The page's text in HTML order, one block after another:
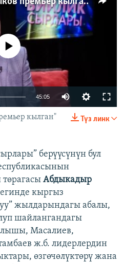
360p 480p
1080p
currently available
45:05
240p
1080p
Түз линк
кылган"
берүүсүнүн бул
Абдыкадыр
кыргыз
жылдарындагы абалы,
шайлангандагы
Масалиев,
ж.б. лидерлердин
өзгөчөлүктөрү жана